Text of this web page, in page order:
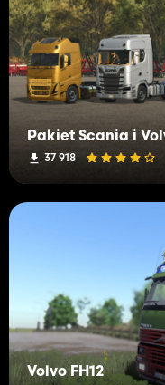
37 918
Volvo FH12